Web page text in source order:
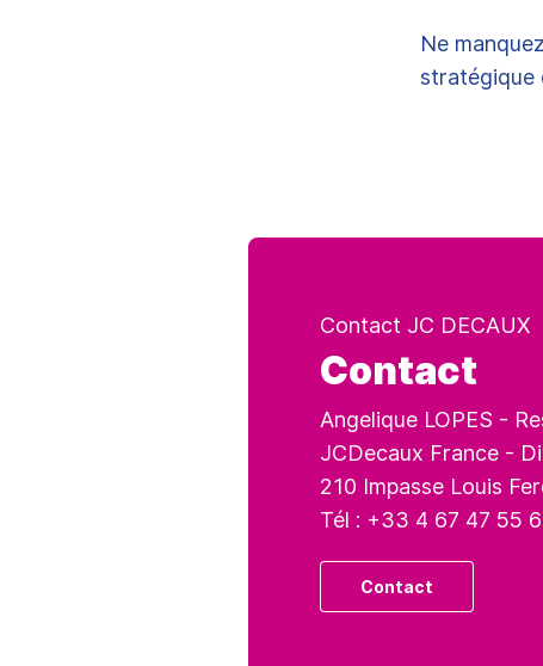
Ne
stratégique
Contact JC DECAUX
Contact
Angelique LOPES -
JCDecaux France -
210 Impasse Louis
Tél : +33 4 67 47 55
Contact